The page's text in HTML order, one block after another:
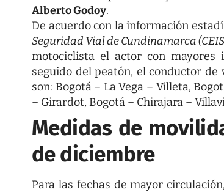
Alberto Godoy.
De acuerdo con la información
Seguridad Vial de Cundinamarca
motociclista el actor con mayores
seguido del peatón, el conductor
son: Bogotá – La Vega – Villeta,
– Girardot, Bogotá – Chirajara –
Medidas de
de diciembre
Para las fechas de mayor